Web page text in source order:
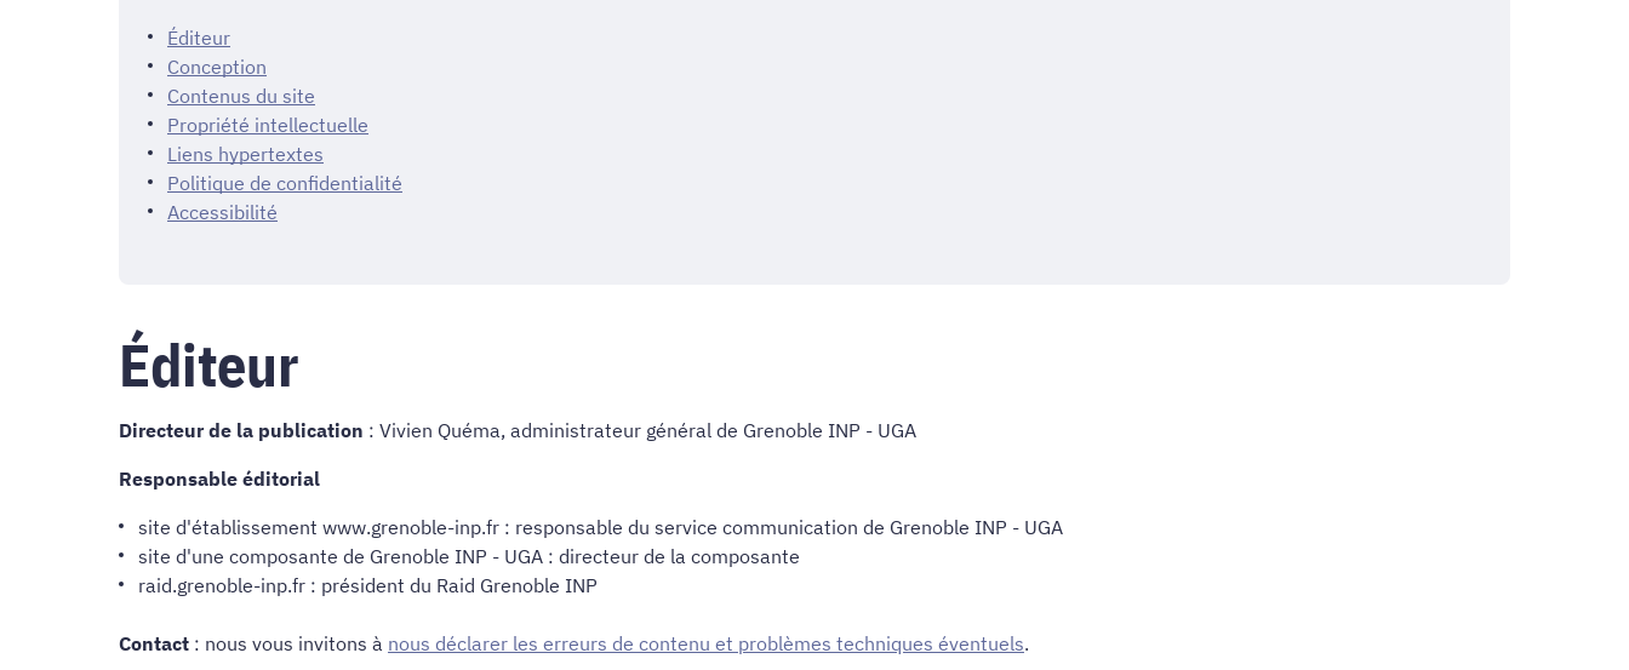
Éditeur
Conception
Contenus du site
Propriété intellectuelle
Liens hypertextes
Politique de confidentialité
Accessibilité
Éditeur
Directeur de la publication : Vivien Quéma, administrateur général de Grenoble INP - UGA
Responsable éditorial
site d'établissement www.grenoble-inp.fr : responsable du service communication de Grenoble INP - UGA
site d'une composante de Grenoble INP - UGA : directeur de la composante
raid.grenoble-inp.fr : président du Raid Grenoble INP
Contact : nous vous invitons à nous déclarer les erreurs de contenu et problèmes techniques éventuels.